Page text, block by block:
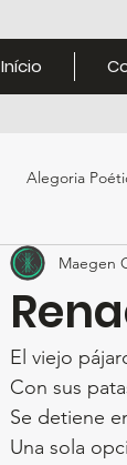
Início
Alegoria
Maegen
El viejo
Con sus
Se detiene
Una sola